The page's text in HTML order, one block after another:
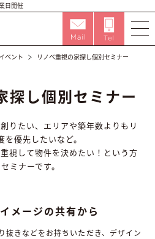
日開催
ベント リノベ重視の家探し個別セミナー
探し個別セミナー
りたい、エリアや築年数よりもリ
を優先したいなど。
視して物件を決めたい！という方
ミナーです。
メージの共有から
抜きなどをお持ちいただき、デザイン